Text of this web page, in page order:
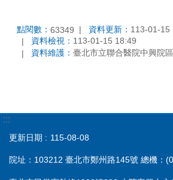
點閱數： 63349 資料更新： 113-01-15
資料檢視： 113-01-15 18:49
資料維護： 臺北市立聯合醫院中興院區
:::
更新日期 115-08-08
院址：103212 臺北市鄭州路145號 總機：